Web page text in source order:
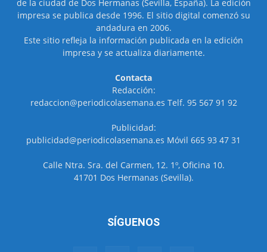
de la ciudad de Dos Hermanas (Sevilla, España). La edición
impresa se publica desde 1996. El sitio digital comenzó su
andadura en 2006.
Este sitio refleja la información publicada en la edición
impresa y se actualiza diariamente.
Contacta
Redacción:
redaccion@periodicolasemana.es Telf. 95 567 91 92
Publicidad:
publicidad@periodicolasemana.es Móvil 665 93 47 31
Calle Ntra. Sra. del Carmen, 12. 1º, Oficina 10.
41701 Dos Hermanas (Sevilla).
SÍGUENOS